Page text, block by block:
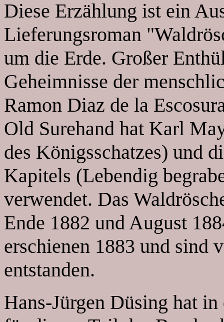
Diese Erzählung ist ein
Lieferungsroman
um die Erde. Großer
Geheimnisse der
Ramon Diaz de la
Old Surehand hat Karl
des Königsschatzes) und
Kapitels (Lebendig
verwendet. Das
Ende 1882 und August
erschienen 1883 und sind
entstanden.
Hans-Jürgen Düsing hat